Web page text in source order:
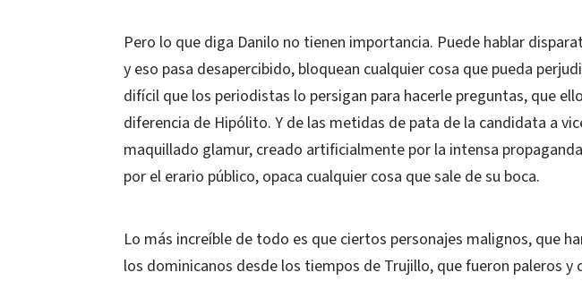
Pero lo que diga Danilo no tienen importancia. Puede hablar
y eso pasa desapercibido, bloquean cualquier cosa que pueda
difícil que los periodistas lo persigan para hacerle preguntas, que
diferencia de Hipólito. Y de las metidas de pata de la candidata a
maquillado glamur, creado artificialmente por la intensa
por el erario público, opaca cualquier cosa que sale de su boca.
Lo más increíble de todo es que ciertos personajes malignos, que
los dominicanos desde los tiempos de Trujillo, que fueron paleros y